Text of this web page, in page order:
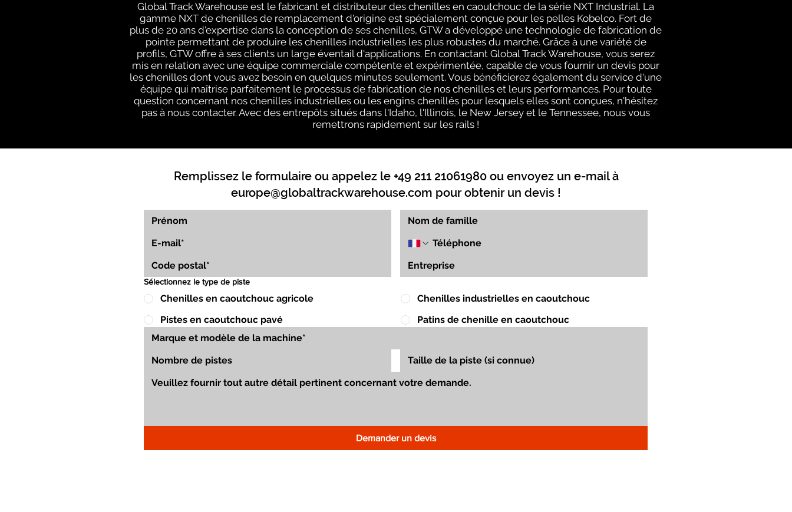
Global Track Warehouse est le fabricant et distributeur des chenilles en caoutchouc de la série NXT Industrial. La
gamme NXT de chenilles de remplacement d'origine est spécialement conçue pour les pelles Kobelco. Fort de
plus de 20 ans d'expertise dans la conception de ses chenilles, GTW a développé une technologie de fabrication de
pointe permettant de produire les chenilles industrielles les plus robustes du marché. Grâce à une variété de
profils, GTW offre à ses clients un large éventail d'applications. En contactant Global Track Warehouse, vous serez
mis en relation avec une équipe commerciale compétente et expérimentée, capable de vous fournir un devis pour
les chenilles dont vous avez besoin en quelques minutes seulement. Vous bénéficierez également du service d'une
équipe qui maîtrise parfaitement le processus de fabrication de nos chenilles et leurs performances. Pour toute
question concernant nos chenilles industrielles ou les engins chenillés pour lesquels elles sont conçues, n'hésitez
pas à nous contacter. Avec des entrepôts situés dans l'Idaho, l'Illinois, le New Jersey et le Tennessee, nous vous
remettrons rapidement sur les rails !
Remplissez le formulaire ou appelez le +49 211 21061980 ou envoyez un e-mail à
europe@globaltrackwarehouse.com pour obtenir un devis !
Sélectionnez le type de piste
Chenilles en caoutchouc agricole
Chenilles industrielles en caoutchouc
Pistes en caoutchouc pavé
Patins de chenille en caoutchouc
Demander un devis